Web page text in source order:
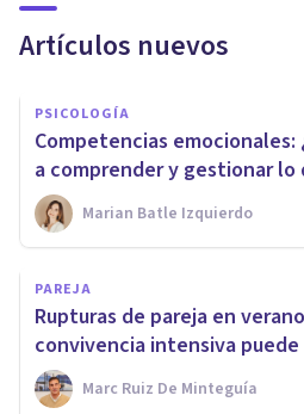
Artículos nuevos
PSICOLOGÍA
Competencias
a comprender y gestionar lo
Marian Batle Izquierdo
PAREJA
Rupturas de pareja en
convivencia intensiva
Marc Ruiz De Minteguía